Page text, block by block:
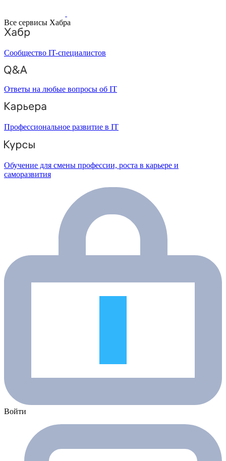
Все сервисы Хабра
Сообщество IT-специалистов
Ответы на любые вопросы об IT
Профессиональное развитие в IT
Обучение для смены профессии, роста в карьере и
саморазвития
Войти